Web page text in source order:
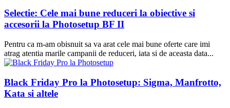
Selectie: Cele mai bune reduceri la obiective si
accesorii la Photosetup BF II
Pentru ca m-am obisnuit sa va arat cele mai bune oferte care imi
atrag atentia marile campanii de reduceri, iata si de aceasta data...
Black Friday Pro la Photosetup: Sigma, Manfrotto,
Kata si altele